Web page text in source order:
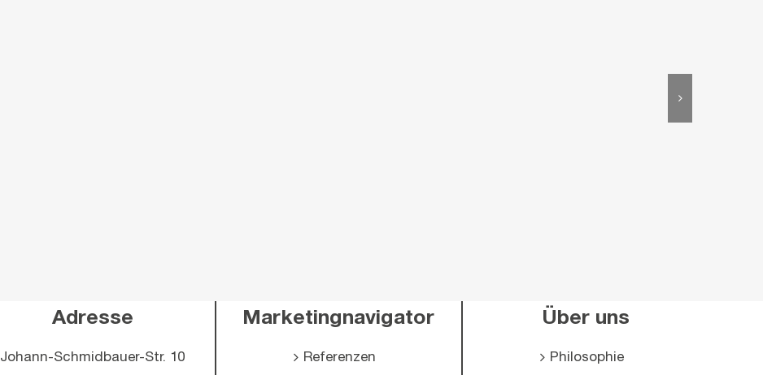
Adresse
Johann-Schmidbauer-Str. 10
Marketingnavigator
Referenzen
Über uns
Philosophie